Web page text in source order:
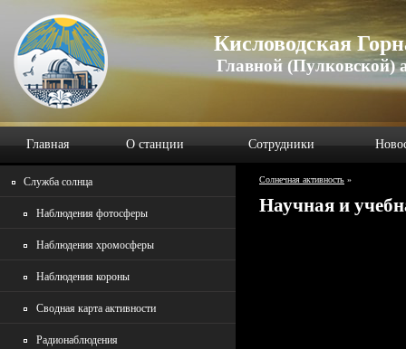
Кисловодская
Главной (Пулковской)
Главная О станции Сотрудники
Служба солнца
Наблюдения фотосферы
Наблюдения хромосферы
Наблюдения короны
Сводная карта активности
Радионаблюдения
Солнечная активность »
Научная и